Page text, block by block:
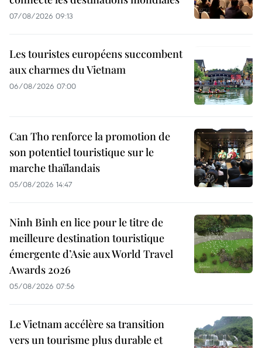
07/08/2026 09:13
Les touristes européens succombent
aux charmes du Vietnam
06/08/2026 07:00
Can Tho renforce la promotion de
son potentiel touristique sur le
marche thaïlandais
05/08/2026 14:47
Ninh Binh en lice pour le titre de
meilleure destination touristique
émergente d’Asie aux World Travel
Awards 2026
05/08/2026 07:56
Le Vietnam accélère sa transition
vers un tourisme plus durable et